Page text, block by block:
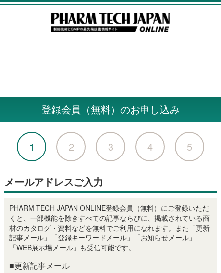
登録会員（無料）のお申し込み
1 2 3 4 5
メールアドレスご入力
PHARM TECH JAPAN ONLINE登録会員（無料）にご登録いただ
くと、一部機能を除きすべての記事ならびに、掲載されている商
材のカタログ・資料などを無料でご利用になれます。また「更新
記事メール」「登録キーワードメール」「お知らせメール」
「WEB展示場メール」も受信可能です。
■更新記事メール